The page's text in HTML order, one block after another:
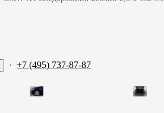
· +7 (495) 737-87-87